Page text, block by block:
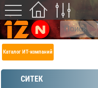
Каталог ИТ-компаний
СИТЕК